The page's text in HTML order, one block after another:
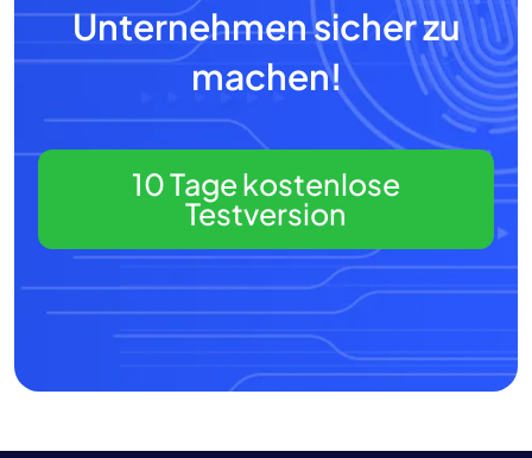
Unternehmen sicher zu
machen!
10 Tage kostenlose
Testversion